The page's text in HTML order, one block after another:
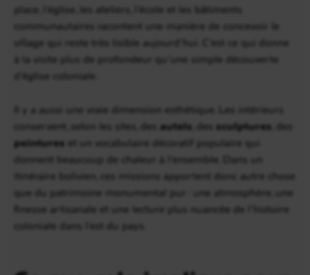
place, l’église, les ateliers, l’école et les bâtiments
communautaires racontent une manière de concevoir le
village qui reste très lisible aujourd’hui. C’est ce qui donne
à la visite plus de profondeur qu’une simple découverte
d’église coloniale.
Il y a aussi une vraie dimension esthétique. Les intérieurs
conservent, selon les sites, des autels , des sculptures , des
peintures et un vocabulaire décoratif populaire qui
donnent beaucoup de chaleur à l’ensemble. Dans un
itinéraire bolivien, ces missions apportent donc autre chose
que du patrimoine monumental pur : une atmosphère, une
finesse artisanale et une lecture plus nuancée de l’histoire
coloniale dans l’est du pays.